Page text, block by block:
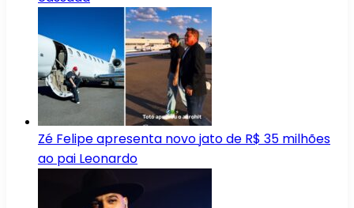
Zé Felipe apresenta novo jato de R$ 35 milhões
ao pai Leonardo